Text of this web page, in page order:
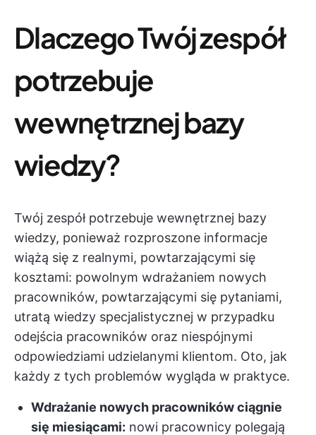
Dlaczego Twój zespół
potrzebuje
wewnętrznej bazy
wiedzy?
Twój zespół potrzebuje wewnętrznej bazy
wiedzy, ponieważ rozproszone informacje
wiążą się z realnymi, powtarzającymi się
kosztami: powolnym wdrażaniem nowych
pracowników, powtarzającymi się pytaniami,
utratą wiedzy specjalistycznej w przypadku
odejścia pracowników oraz niespójnymi
odpowiedziami udzielanymi klientom. Oto, jak
każdy z tych problemów wygląda w praktyce.
Wdrażanie nowych pracowników ciągnie
się miesiącami: nowi pracownicy polegają